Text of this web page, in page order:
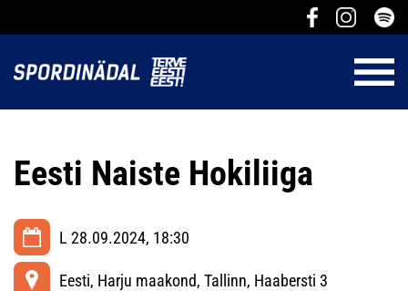
Eesti Naiste Hokiliiga
L 28.09.2024, 18:30
Eesti, Harju maakond, Tallinn, Haabersti 3